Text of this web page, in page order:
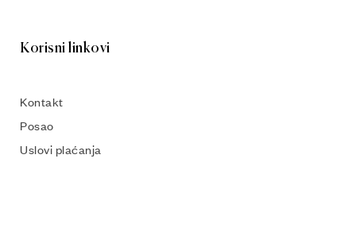
Korisni linkovi
Kontakt
Posao
Uslovi plaćanja